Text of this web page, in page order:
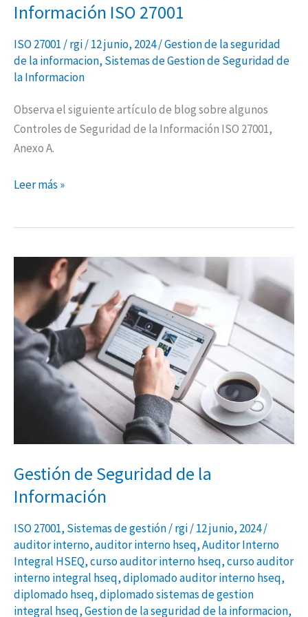
Información ISO 27001
ISO 27001 /rgi/12 junio, 2024/Gestion de la seguridad
de la informacion, Sistemas de Gestion de Seguridad de
la Informacion
Observa el siguiente artículo de blog sobre algunos
Controles de Seguridad de la Información ISO 27001,
Anexo A.
Leer más »
Gestión de Seguridad de la
Información
ISO 27001, Sistemas de gestión/rgi/12 junio, 2024/
auditor interno,auditor interno hseq,Auditor Interno
Integral HSEQ,curso auditor interno hseq,curso auditor
interno integral hseq,diplomado auditor interno hseq,
diplomado hseq,diplomado sistemas de gestion
integral hseq,Gestion de la seguridad de la informacion,
Gestión
de
Seguridad
de
la
Información